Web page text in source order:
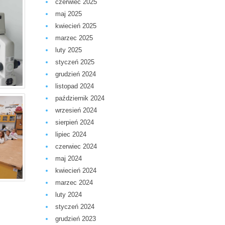
czerwiec 2025
maj 2025
kwiecień 2025
marzec 2025
luty 2025
styczeń 2025
grudzień 2024
listopad 2024
październik 2024
wrzesień 2024
sierpień 2024
lipiec 2024
czerwiec 2024
maj 2024
kwiecień 2024
marzec 2024
luty 2024
styczeń 2024
grudzień 2023